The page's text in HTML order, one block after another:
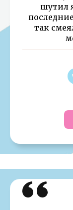
шутил
так